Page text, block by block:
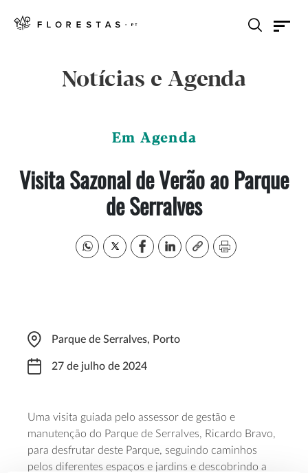
Notícias e Agenda
Em Agenda
Visita Sazonal de Verão ao Parque
de Serralves
Parque de Serralves, Porto
27 de julho de 2024
Uma visita guiada pelo assessor de gestão e
manutenção do Parque de Serralves, Ricardo Bravo,
para desfrutar deste Parque, seguindo caminhos
pelos diferentes espaços e jardins e descobrindo a